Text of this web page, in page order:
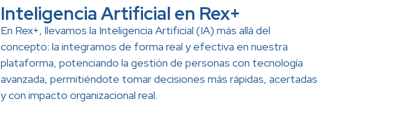
Inteligencia Artificial en Rex+
En Rex+, llevamos la Inteligencia Artificial (IA) más allá del
concepto: la integramos de forma real y efectiva en nuestra
plataforma, potenciando la gestión de personas con tecnología
avanzada, permitiéndote tomar decisiones más rápidas, acertadas
y con impacto organizacional real.